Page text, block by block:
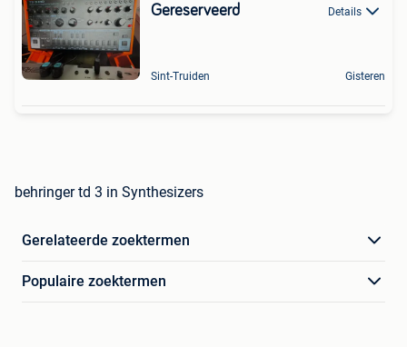
Gereserveerd Details
Sint-Truiden Gisteren
behringer td 3 in Synthesizers
Gerelateerde zoektermen
Populaire zoektermen